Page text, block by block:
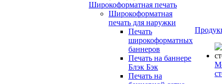
Широкоформатная печать
Широкоформатная
печать для наружки
Печать
широкоформатных
баннеров
Печать на баннере
Блэк Бэк
Печать на